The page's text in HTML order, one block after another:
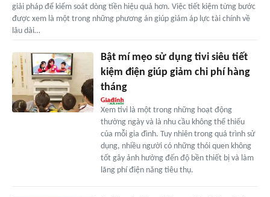
giải pháp để kiểm soát dòng tiền hiệu quả hơn. Việc tiết kiệm từng bước
được xem là một trong những phương án giúp giảm áp lực tài chính về
lâu dài…
Bật mí mẹo sử dụng tivi siêu tiết
kiệm điện giúp giảm chi phí hàng
tháng
Xem tivi là một trong những hoạt động
thường ngày và là nhu cầu không thể thiếu
của mỗi gia đình. Tuy nhiên trong quá trình sử
dụng, nhiều người có những thói quen không
tốt gây ảnh hưởng đến độ bền thiết bị và làm
lãng phí điện năng tiêu thụ.